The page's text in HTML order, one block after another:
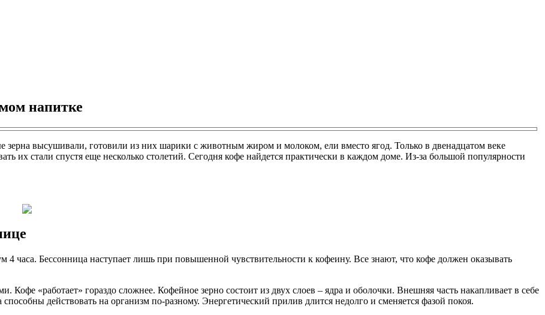
напитке
высушивали, готовили из них шарики с животным жиром и молоком, ели вместо ягод. Только в двенадцатом веке
их стали спустя еще несколько столетий. Сегодня кофе найдется практически в каждом доме. Из-за большой популярности
часа. Бессонница наступает лишь при повышенной чувствительности к кофеину. Все знают, что кофе должен оказывать
Кофе «работает» гораздо сложнее. Кофейное зерно состоит из двух слоев – ядра и оболочки. Внешняя часть накапливает в себе
действовать на организм по-разному. Энергетический прилив длится недолго и сменяется фазой покоя.